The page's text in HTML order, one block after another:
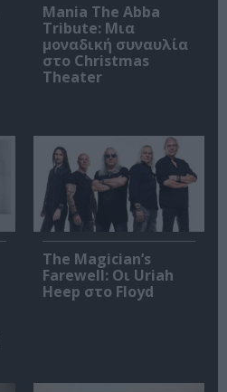
Mania The Abba
Tribute: Μια
μοναδική συναυλία
στο Christmas
Theater
The Magician’s
Farewell: Οι Uriah
Heep στο Floyd